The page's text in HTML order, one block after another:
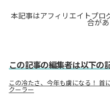
本記事はアフィリエイトプロ
合が
この記事の編集者は以下の
この冷たさ、今年も虜になる！ 首
クーラー